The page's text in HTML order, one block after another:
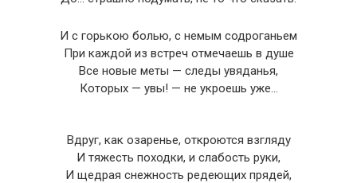
И с горькою болью, с немым содроганьем
При каждой из встреч отмечаешь в душе
Все новые меты — следы увяданья,
Которых — увы! — не укроешь уже…
Вдруг, как озаренье, откроются взгляду
И тяжесть походки, и слабость руки,
И щедрая снежность редеющих прядей,